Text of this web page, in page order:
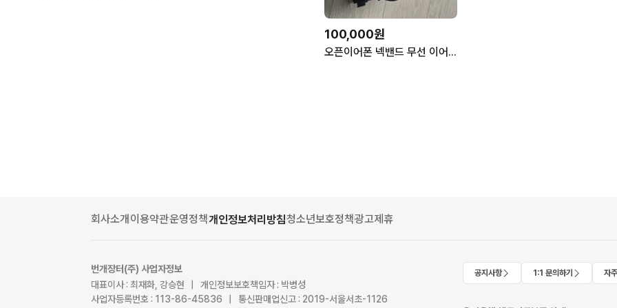
100,000원
오픈이어폰 넥밴드 무선 이어폰 블루투스 이어폰
회사소개이용약관운영정책개인정보처리방침청소년보호정책광고제휴
번개장터(주) 사업자정보
대표이사 : 최재화, 강승현 | 개인정보보호책임자 : 박병성
사업자등록번호 : 113-86-45836 | 통신판매업신고 : 2019-서울서초-1126
공지사항 1:1 문의하기 자